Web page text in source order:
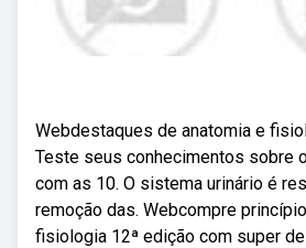
Webdestaques de anatomia e
Teste seus conhecimentos sobre
com as 10. O sistema urinário é
remoção das. Webcompre
fisiologia 12ª edição com super